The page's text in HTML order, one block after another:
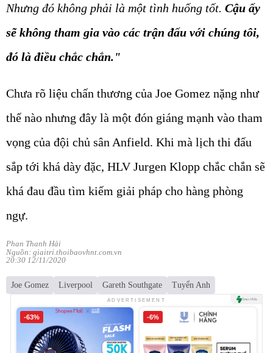
Nhưng đó không phải là một tình huống tốt. Cậu ấy
sẽ không tham gia vào các trận đấu với chúng tôi,
đó là điều chắc chắn."
Chưa rõ liệu chấn thương của Joe Gomez nặng như
thế nào nhưng đây là một đón giáng mạnh vào tham
vọng của đội chủ sân Anfield. Khi mà lịch thi đấu
sắp tới khá dày đặc, HLV Jurgen Klopp chắc chắn sẽ
khá đau đầu tìm kiếm giải pháp cho hàng phòng
ngự.
Phan Thanh Hải
Nguồn: giaitri.thoibaovhnt.com.vn
20:30 12/11/2020
Joe Gomez Liverpool Gareth Southgate Tuyển Anh
ADVERTISEMENT
-63% -6%